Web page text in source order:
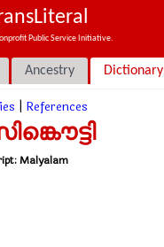
Public Service Initiative.
Ancestry Dictionary
References
Malyalam